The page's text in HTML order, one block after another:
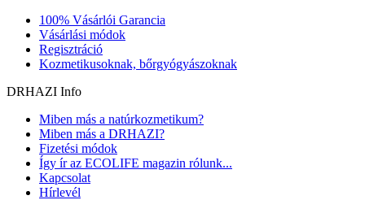
100% Vásárlói Garancia
Vásárlási módok
Regisztráció
Kozmetikusoknak, bőrgyógyászoknak
DRHAZI Info
Miben más a natúrkozmetikum?
Miben más a DRHAZI?
Fizetési módok
Így ír az ECOLIFE magazin rólunk...
Kapcsolat
Hírlevél